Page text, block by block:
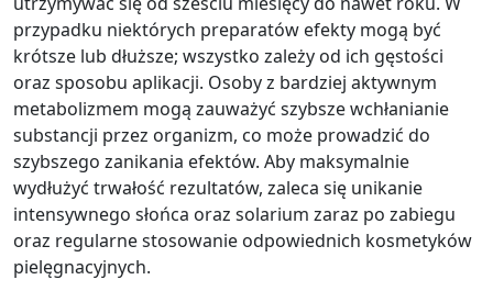
przypadku niektórych preparatów efekty mogą być
krótsze lub dłuższe; wszystko zależy od ich gęstości
oraz sposobu aplikacji. Osoby z bardziej aktywnym
metabolizmem mogą zauważyć szybsze wchłanianie
substancji przez organizm, co może prowadzić do
szybszego zanikania efektów. Aby maksymalnie
wydłużyć trwałość rezultatów, zaleca się unikanie
intensywnego słońca oraz solarium zaraz po zabiegu
oraz regularne stosowanie odpowiednich kosmetyków
pielęgnacyjnych.